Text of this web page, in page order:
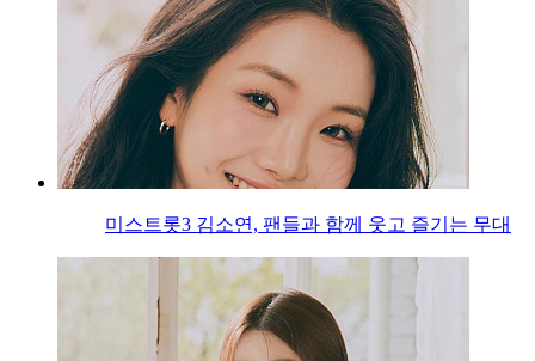
미스트롯3 김소연, 팬들과 함께 웃고 즐기는 무대